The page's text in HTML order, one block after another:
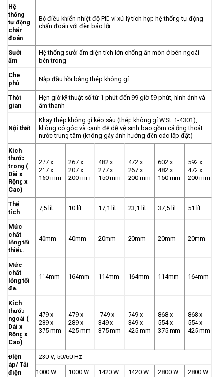
Hệ
thống
tự động
chẩn
đoán
Bộ điều khiển nhiệt độ PID vi xử lý tích hợp hệ thống tự động
chẩn đoán với đèn báo lỗi
Sưởi
ấm
Hệ thống sưởi ấm diện tích lớn chống ăn mòn ở bên ngoài
bên trong
Che
phủ
Nắp đầu hồi bằng thép không gỉ
Thời
gian
Hẹn giờ kỹ thuật số từ 1 phút đến 99 giờ 59 phút, hình ảnh và
âm thanh
Nội thất
Khay thép không gỉ kéo sâu (thép không gỉ W.St. 1-4301),
không có góc và cạnh để dễ vệ sinh bao gồm cả ống thoát
nước trung tâm (không gây ảnh hưởng đến các lắp đặt)
Kích
thước
trong (
Dài x
Rộng x
Cao)
277 x
217 x
150 mm
267 x
207 x
200 mm
482 x
277 x
150 mm
472 x
267 x
200 mm
602 x
482 x
150 mm
592 x
472 x
200 mm
Thể
tích
7,5 lít 10 lít 17,1 lít 23,1 lít 37,5 lít 51 lít
Mức
chất
lỏng tối
thiểu.
40mm 40mm 20mm 20mm 20mm 20mm
Mức
chất
lỏng tối
đa.
114mm 164mm 114mm 164mm 114mm 164mm
Kích
thước
ngoài (
Dài x
Rộng x
Cao)
479 x
289 x
375 mm
479 x
289 x
425 mm
749 x
349 x
375 mm
749 x
349 x
425 mm
868 x
554 x
375 mm
868 x
554 x
425 mm
Điện
áp/ Tải
điện
230 V, 50/60 Hz
1000 W 1000 W 1420 W 1420 W 2800 W 2800 W